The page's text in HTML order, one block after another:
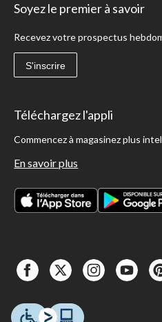
Soyez le premier à savoir
Recevez votre prospectus
S'inscrire
Téléchargez l'appli
Commencez à magasinez plus
En savoir plus